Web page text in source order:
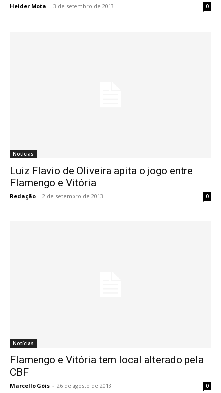
Heider Mota - 3 de setembro de 2013 0
Notícias
Luiz Flavio de Oliveira apita o jogo entre
Flamengo e Vitória
Redação - 2 de setembro de 2013 0
Notícias
Flamengo e Vitória tem local alterado pela
CBF
Marcello Góis - 26 de agosto de 2013 0